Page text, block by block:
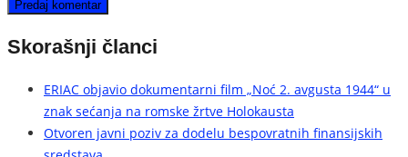
Skorašnji članci
ERIAC objavio dokumentarni film „Noć 2. avgusta 1944“ u
znak sećanja na romske žrtve Holokausta
Otvoren javni poziv za dodelu bespovratnih finansijskih